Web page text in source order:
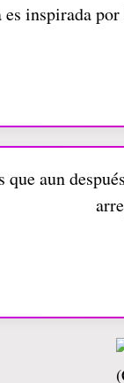
es inspirada
que aun